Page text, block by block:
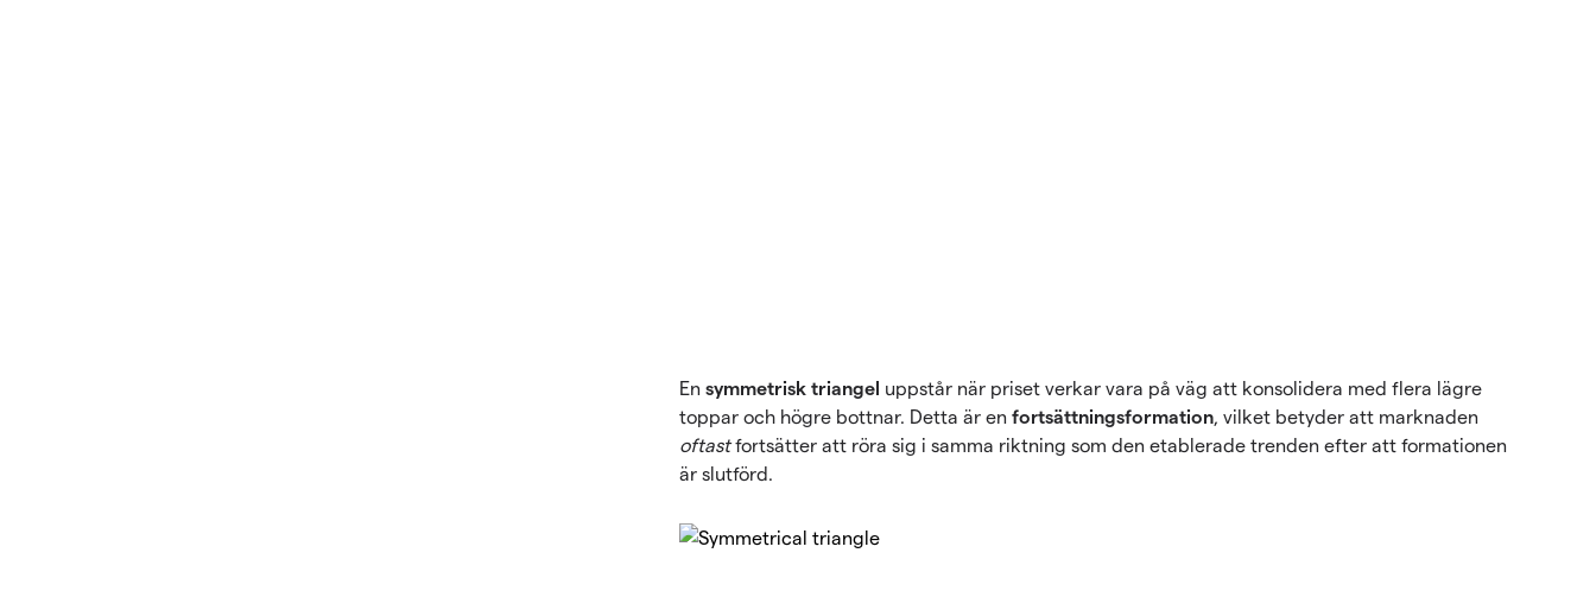
En symmetrisk triangel uppstår när priset verkar vara på väg att konsolidera med flera lägre
toppar och högre bottnar. Detta är en fortsättningsformation, vilket betyder att marknaden
oftastfortsätter att röra sig i samma riktning som den etablerade trenden efter att formationen
är slutförd.